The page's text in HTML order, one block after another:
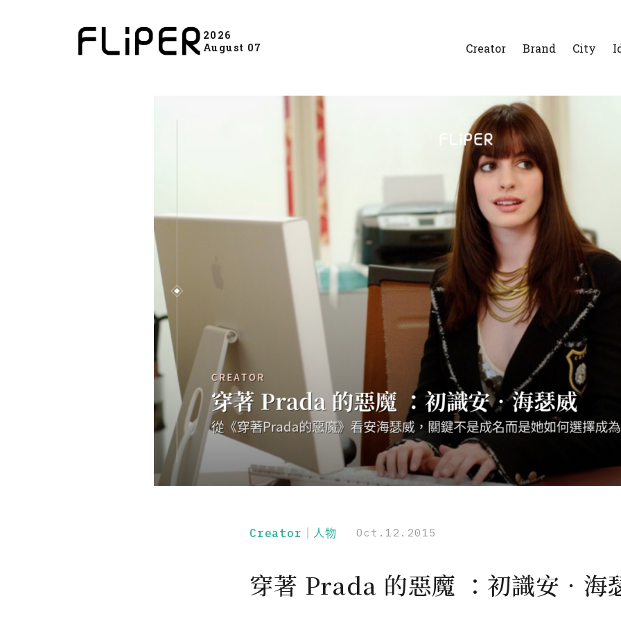
2026
August 07
Creator Brand City
Creator｜人物 Oct.12.2015
穿著 Prada 的惡魔 ：初識安‧海